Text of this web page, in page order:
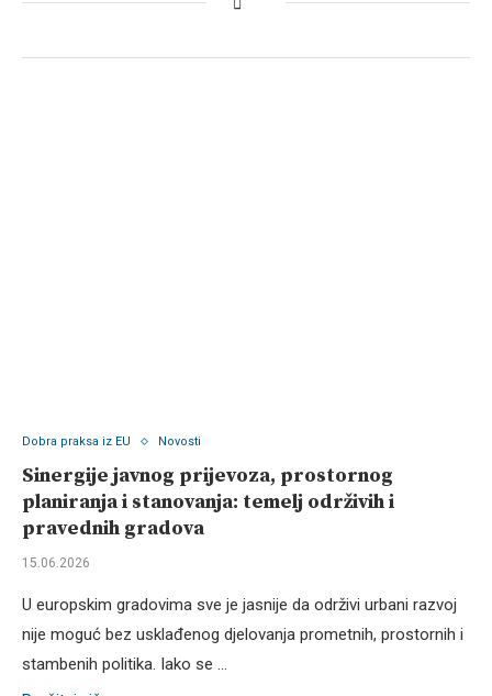
Dobra praksa iz EU Novosti
Sinergije javnog prijevoza, prostornog
planiranja i stanovanja: temelj održivih i
pravednih gradova
15.06.2026
U europskim gradovima sve je jasnije da održivi urbani razvoj
nije moguć bez usklađenog djelovanja prometnih, prostornih i
stambenih politika. Iako se …